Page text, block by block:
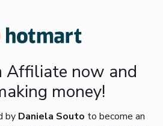
Affiliate now and
money!
by Daniela Souto to become an